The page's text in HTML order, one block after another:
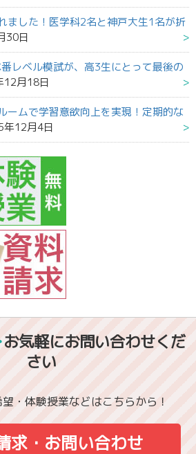
ました！医学科2名と神戸大生1名が折
30日
レベル模試が、高3生にとって最後の
12月18日
ームで学習意欲向上を実現！定期的な
年12月4日
お気軽にお問い合わせくだ
さい
・体験授業などはこちらから！
求・お問い合わせ